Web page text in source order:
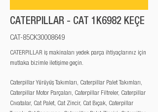
CATERPILLAR - CAT 1K6982 KEÇE
CAT-85CK30008649
CATERPILLAR iş makinaları yedek parça ihtiyaçlarınız için
mutlaka bizimle iletişime geçin.
Caterpillar Yürüyüş Takımları, Caterpillar Palet Takımları,
Caterpillar Motor Parçaları, Caterpillar Filtreler, Caterpillar
Cıvatalar, Cat Palet, Cat Zincir, Cat Bıçak, Caterpillar